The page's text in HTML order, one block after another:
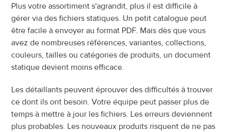
Plus votre assortiment s'agrandit, plus il est difficile à
gérer via des fichiers statiques. Un petit catalogue peut
être facile à envoyer au format PDF. Mais dès que vous
avez de nombreuses références, variantes, collections,
couleurs, tailles ou catégories de produits, un document
statique devient moins efficace.
Les détaillants peuvent éprouver des difficultés à trouver
ce dont ils ont besoin. Votre équipe peut passer plus de
temps à mettre à jour les fichiers. Les erreurs deviennent
plus probables. Les nouveaux produits risquent de ne pas